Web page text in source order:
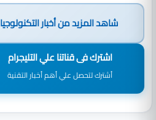
شاهد المزيد منأخبار التكنولوجيا
اشترك فى قناتنا علي التليجرام
أشترك لتحصل علي أهم أخبار التقنية